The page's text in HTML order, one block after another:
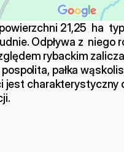
21,25  ha
Odpływa z
rybackim
pałka
jest charakterystyczny